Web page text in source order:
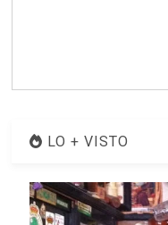
LO + VISTO